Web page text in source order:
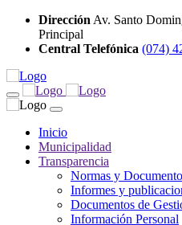
Dirección Av. Santo
Principal
Central Telefónica (074)
Inicio
Municipalidad
Transparencia
Normas y
Informes y
Documentos de
Información Personal